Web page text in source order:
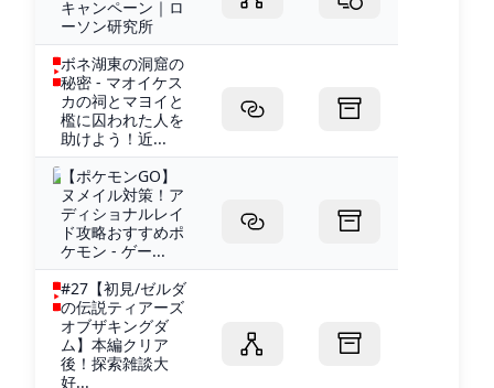
キャンペーン｜ロ
ーソン研究所
ボネ湖東の洞窟の
秘密 - マオイケス
カの祠とマヨイと
檻に囚われた人を
助けよう！近...
【ポケモンGO】
ヌメイル対策！ア
ディショナルレイ
ド攻略おすすめポ
ケモン - ゲー...
#27【初見/ゼルダ
の伝説ティアーズ
オブザキングダ
ム】本編クリア
後！探索雑談大
好...